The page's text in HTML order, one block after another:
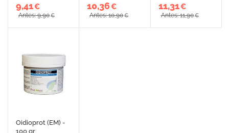
9,41€
Antes: 9,90€
10,36€
Antes: 10,90€
11,31€
Antes: 11,90€
Oidioprot (EM) -
100 gr